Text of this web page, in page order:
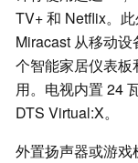
TV+ 和 Netflix。
Miracast 从移动
个智能家居仪表
用。电视内置 24
DTS Virtual:X。
外置扬声器或游